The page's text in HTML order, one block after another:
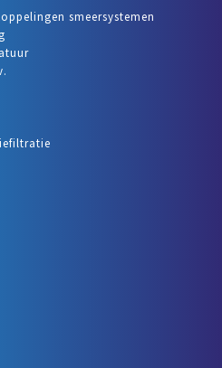
smeersystemen